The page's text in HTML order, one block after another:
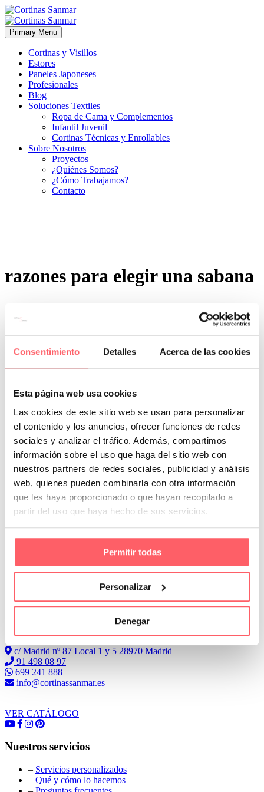
Consentimiento Detalles Acerca de las cookies
Esta página web usa cookies
Las cookies de este sitio web se usan para personalizar
el contenido y los anuncios, ofrecer funciones de redes
sociales y analizar el tráfico. Además, compartimos
información sobre el uso que haga del sitio web con
nuestros partners de redes sociales, publicidad y análisis
web, quienes pueden combinarla con otra información
que les haya proporcionado o que hayan recopilado a
partir del uso que haya hecho de sus servicios.
Permitir todas
Personalizar
Denegar
Primary Menu
Cortinas y Visillos
Estores
Paneles Japoneses
Profesionales
Blog
Soluciones Textiles
Ropa de Cama y Complementos
Infantil Juvenil
Cortinas Técnicas y Enrollables
Sobre Nosotros
Proyectos
¿Quiénes Somos?
¿Cómo Trabajamos?
Contacto
razones para elegir una sabana
04 Jun:Renueva temporada con la últimas
incorporaciones de sábanas
Presentamos la nueva colección de Clara Vidal. Textiles con una
calidad excelente y un tacto muy agradable. Modelos en 100 %
algodón o mezcla 50 % poliester- 50 % algodón. Disponible en
tonos pasteles o colores más vivos.
Si estas pensando en renovar tus sábanas, te damos unos prácticos
consejos .
Leer Más
Conoce Cortinas Sanmar
c/ Madrid nº 87 Local 1 y 5 28970 Madrid
91 498 08 97
699 241 888
info@cortinassanmar.es
VER CATÁLOGO
Nuestros servicios
– Servicios personalizados
– Qué y cómo lo hacemos